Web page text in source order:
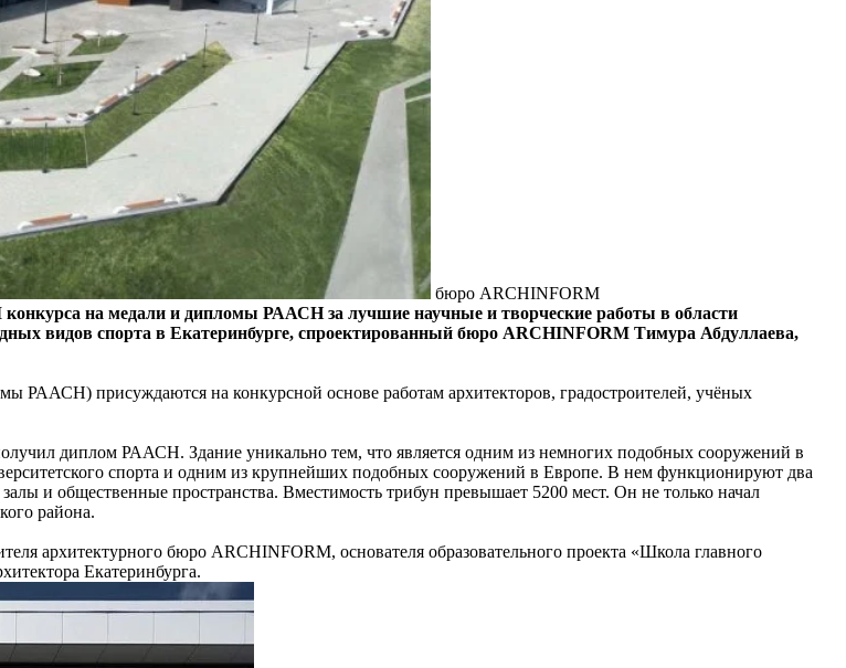
бюро ARCHINFORM
на медали и дипломы РААСН за лучшие научные и творческие работы в области
видов спорта в Екатеринбурге, спроектированный бюро ARCHINFORM Тимура Абдуллаева,
РААСН) присуждаются на конкурсной основе работам архитекторов, градостроителей, учёных
диплом РААСН. Здание уникально тем, что является одним из немногих подобных сооружений в
спорта и одним из крупнейших подобных сооружений в Европе. В нем функционируют два
и общественные пространства. Вместимость трибун превышает 5200 мест. Он не только начал
района.
архитектурного бюро ARCHINFORM, основателя образовательного проекта «Школа главного
Екатеринбурга.